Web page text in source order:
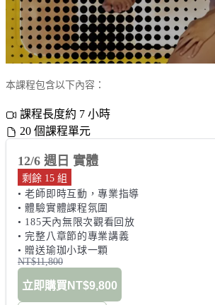
本課程包含以下內容：
課程長度約 7 小時
20 個課程單元
12/6 週日 實體
剩餘 15 組
• 老師即時互動，專業指導
• 體驗實體課程氛圍
• 185天內無限次觀看回放
• 完整八章節的專業講義
• 贈送瑜珈小球一顆
NT$11,800
立即購買 NT$9,800